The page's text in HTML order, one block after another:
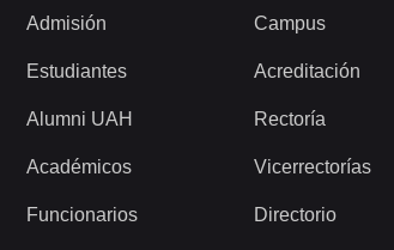
Admisión
Estudiantes
Alumni UAH
Académicos
Funcionarios
Campus
Acreditación
Rectoría
Vicerrectorías
Directorio